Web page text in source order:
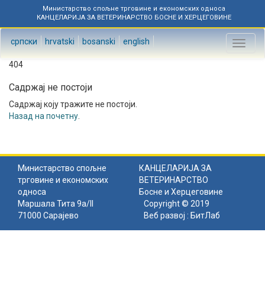
Министарство спољне трговине и економских односа
КАНЦЕЛАРИЈА ЗА ВЕТЕРИНАРСТВО БОСНЕ И ХЕРЦЕГОВИНЕ
српски hrvatski bosanski english
Toggle
404
Садржај не постоји
Садржај коју тражите не постоји.
Назад на почетну
Министарство спољне
трговине и економских
односа
КАНЦЕЛАРИЈА ЗА
ВЕТЕРИНАРСТВО
Босне и Херцеговине
Маршала Тита 9а/II
71000 Сарајево
Copyright © 2019
Веб развој : БитЛаб